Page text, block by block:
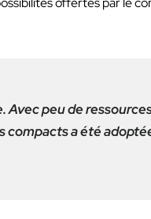
Avec peu de
compacts a été